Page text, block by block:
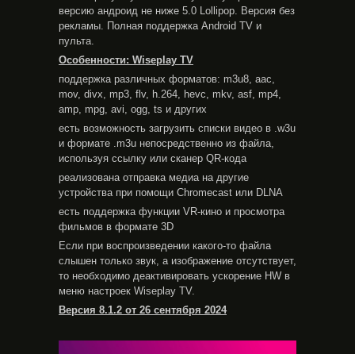
версию андроид не ниже 5.0 Lollipop. Версия без
рекламы. Полная поддержка Android TV и
пульта.
Особенности: Wiseplay TV
поддержка различных форматов: m3u8, aac,
mov, divx, mp3, flv, h.264, hevc, mkv, asf, mp4,
amp, mpg, avi, ogg, ts и других
есть возможность загрузить списки видео в .w3u
и формате .m3u непосредственно из файла,
используя ссылку или сканер QR-кода
реализована отправка медиа на другие
устройства при помощи Chromecast или DLNA
есть поддержка функции VR-кино и просмотра
фильмов в формате 3D
Если при воспроизведении какого-то файла
слышен только звук, а изображение отсутствует,
то необходимо деактивировать ускорение HW в
меню настроек Wiseplay TV.
Версия 8.1.2 от 26 сентября 2024